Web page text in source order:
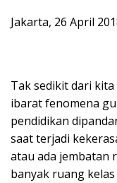
Jakarta, 26 April
Tak sedikit dari
ibarat fenomena
pendidikan
saat terjadi
atau ada jembatan
banyak ruang